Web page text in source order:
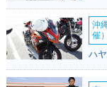
沖
催）
ハ